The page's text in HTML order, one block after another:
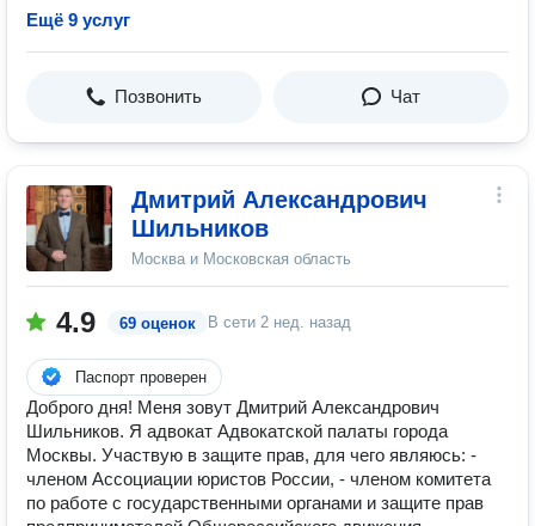
Ещё 9 услуг
Позвонить Чат
Дмитрий Александрович
Шильников
Москва и Московская область
4.9 69 оценок В сети 2 нед. назад
Паспорт проверен
Доброго дня! Меня зовут Дмитрий Александрович
Шильников. Я адвокат Адвокатской палаты города
Москвы. Участвую в защите прав, для чего являюсь: -
членом Ассоциации юристов России, - членом комитета
по работе с государственными органами и защите прав